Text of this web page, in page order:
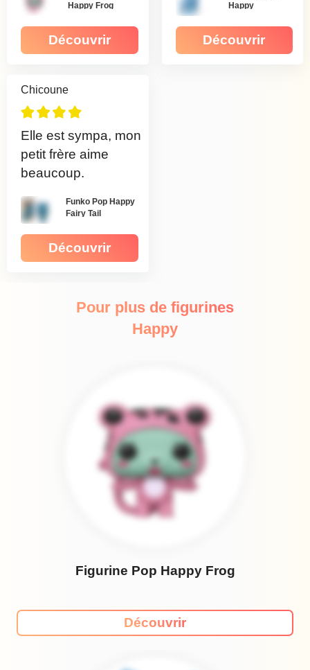
Happy Frog
Découvrir
Chicoune
Elle est sympa, mon
petit frère aime
beaucoup.
Funko Pop Happy
Fairy Tail
Découvrir
Happy
Découvrir
Pour plus de figurines
Happy
Figurine Pop Happy Frog
Découvrir